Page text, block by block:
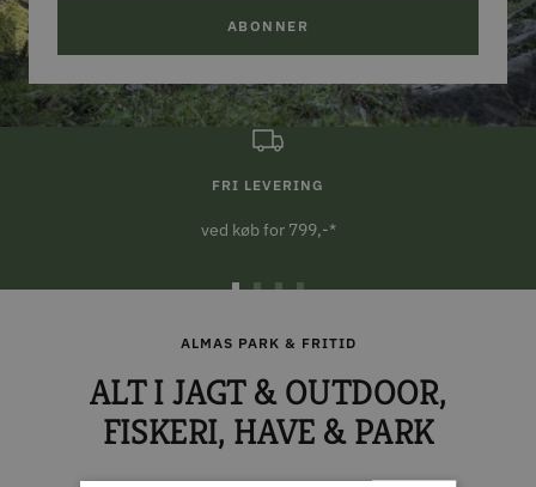
ABONNER
FRI LEVERING
ved køb for 799,-*
1
2
4
ALMAS PARK & FRITID
ALT I JAGT & OUTDOOR,
FISKERI, HAVE & PARK